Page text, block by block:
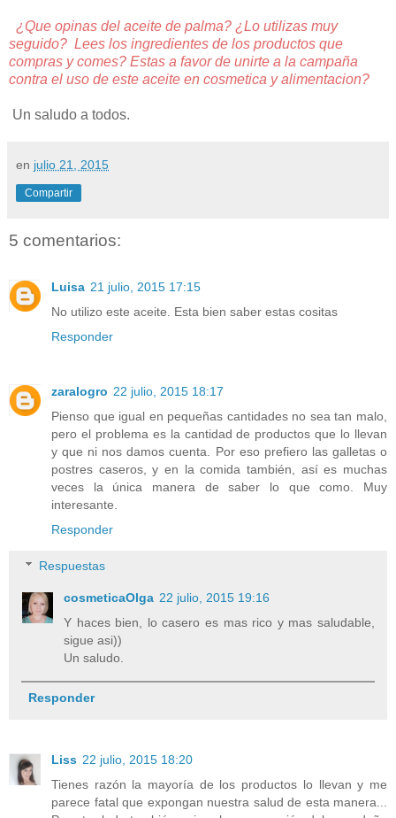
¿Que opinas del aceite de palma? ¿Lo utilizas muy
seguido? Lees los ingredientes de los productos que
compras y comes? Estas a favor de unirte a la campaña
contra el uso de este aceite en cosmetica y alimentacion?
Un saludo a todos.
en julio 21, 2015
Compartir
5 comentarios:
Luisa 21 julio, 2015 17:15
No utilizo este aceite. Esta bien saber estas cositas
Responder
zaralogro 22 julio, 2015 18:17
Pienso que igual en pequeñas cantidades no sea tan malo,
pero el problema es la cantidad de productos que lo llevan
y que ni nos damos cuenta. Por eso prefiero las galletas o
postres caseros, y en la comida también, así es muchas
veces la única manera de saber lo que como. Muy
interesante.
Responder
Respuestas
cosmeticaOlga 22 julio, 2015 19:16
Y haces bien, lo casero es mas rico y mas saludable,
sigue asi))
Un saludo.
Responder
Liss 22 julio, 2015 18:20
Tienes razón la mayoría de los productos lo llevan y me
parece fatal que expongan nuestra salud de esta manera...